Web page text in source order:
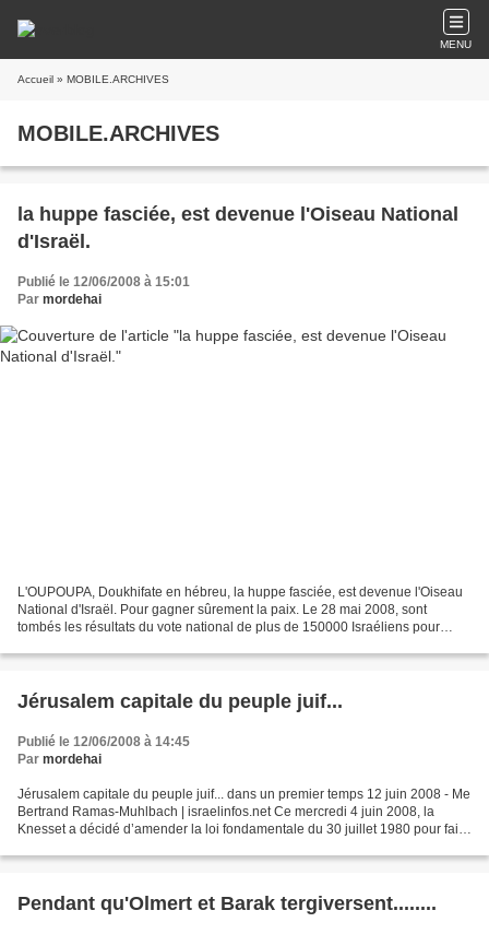
MENU
Accueil » MOBILE.ARCHIVES
MOBILE.ARCHIVES
la huppe fasciée, est devenue l'Oiseau National
d'Israël.
Publié le 12/06/2008 à 15:01
Par mordehai
L'OUPOUPA, Doukhifate en hébreu, la huppe fasciée, est devenue l'Oiseau
National d'Israël. Pour gagner sûrement la paix. Le 28 mai 2008, sont
tombés les résultats du vote national de plus de 150000 Israéliens pour
Jérusalem capitale du peuple juif...
Publié le 12/06/2008 à 14:45
Par mordehai
Jérusalem capitale du peuple juif... dans un premier temps 12 juin 2008 - Me
Bertrand Ramas-Muhlbach | israelinfos.net Ce mercredi 4 juin 2008, la
Knesset a décidé d’amender la loi fondamentale du 30 juillet 1980 pour faire
Pendant qu'Olmert et Barak tergiversent........